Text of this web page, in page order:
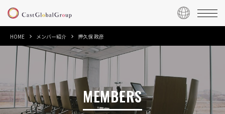
HOME メンバー紹介 押久保 政彦
MEMBERS